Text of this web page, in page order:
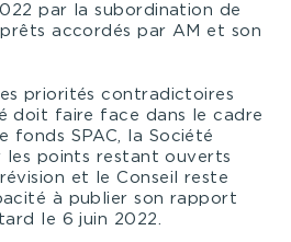
par la subordination de
accordés par AM et son
priorités contradictoires
doit faire face dans le cadre
fonds SPAC, la Société
les points restant ouverts
et le Conseil reste
à publier son rapport
le 6 juin 2022.